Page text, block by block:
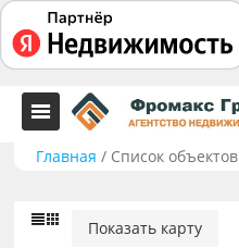
Главная / Список объектов
Показать карту